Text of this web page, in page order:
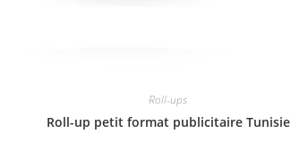
Roll-ups
Roll-up petit format publicitaire Tunisie